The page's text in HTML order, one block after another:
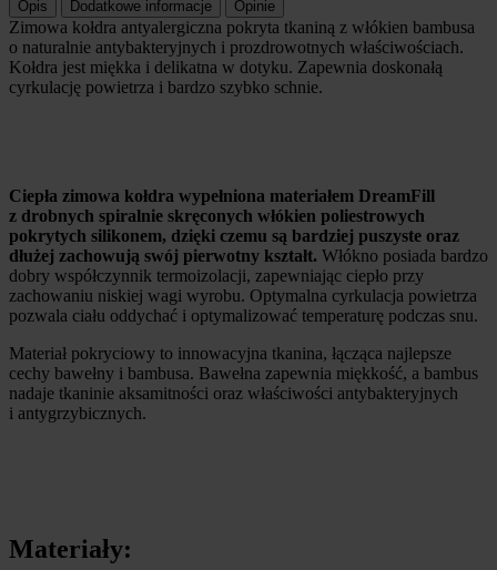
Opis Dodatkowe informacje Opinie
Zimowa kołdra antyalergiczna pokryta tkaniną z włókien bambusa
o naturalnie antybakteryjnych i prozdrowotnych właściwościach.
Kołdra jest miękka i delikatna w dotyku. Zapewnia doskonałą
cyrkulację powietrza i bardzo szybko schnie.
Ciepła zimowa kołdra wypełniona materiałem DreamFill
z drobnych spiralnie skręconych włókien poliestrowych
pokrytych silikonem, dzięki czemu są bardziej puszyste oraz
dłużej zachowują swój pierwotny kształt. Włókno posiada bardzo
dobry współczynnik termoizolacji, zapewniając ciepło przy
zachowaniu niskiej wagi wyrobu. Optymalna cyrkulacja powietrza
pozwala ciału oddychać i optymalizować temperaturę podczas snu.
Materiał pokryciowy to innowacyjna tkanina, łącząca najlepsze
cechy bawełny i bambusa. Bawełna zapewnia miękkość, a bambus
nadaje tkaninie aksamitności oraz właściwości antybakteryjnych
i antygrzybicznych.
Materiały: